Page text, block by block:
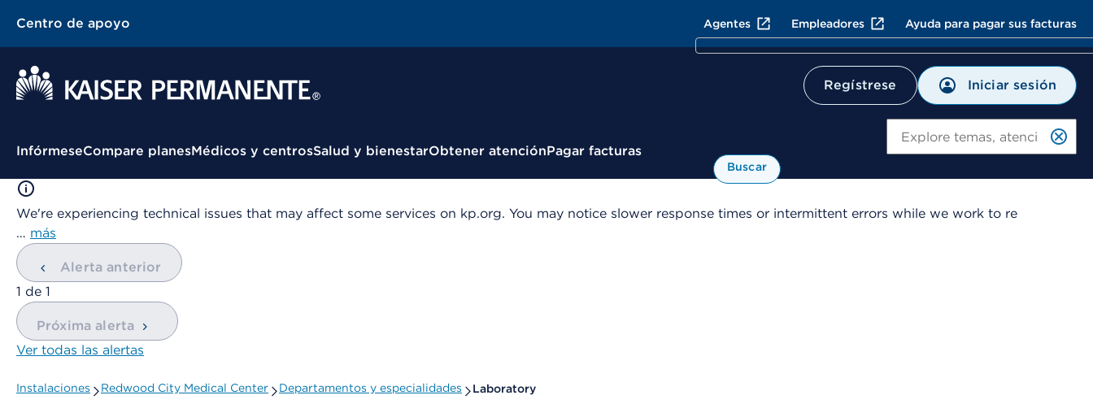
Centro de apoyo Agentes Empleadores Ayuda para pagar sus facturas
Regístrese Iniciar sesión
Menú contextual
InfórmeseCompare planesMédicos y centrosSalud y bienestarObtener atenciónPagar facturas
Buscar
We're experiencing technical issues that may affect some services on kp.org. You may notice slower response times or intermittent errors while we work to re
… más
Alerta anterior
mostrando
1 de 1
Próxima alerta
Ver todas las alertas
Instalaciones Redwood City Medical Center Departamentos y especialidades Laboratory